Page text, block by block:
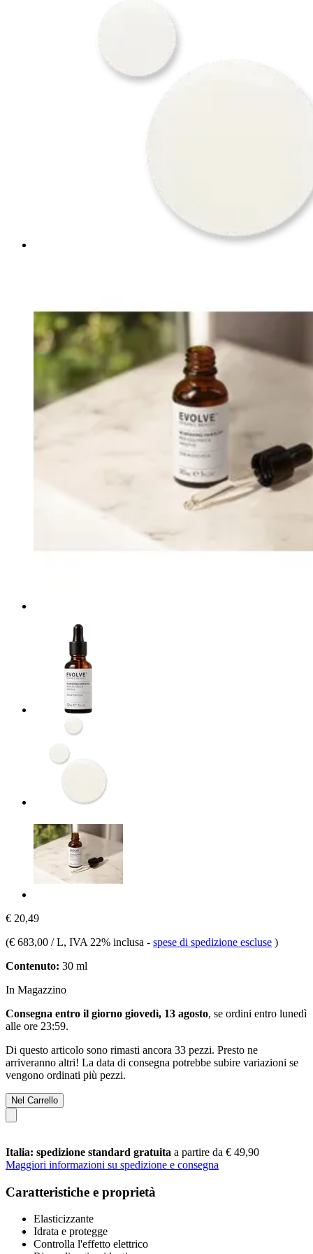
€ 20,49
(€ 683,00 / L, IVA 22% inclusa - spese di spedizione escluse )
Contenuto: 30 ml
In Magazzino
Consegna entro il giorno giovedì, 13 agosto, se ordini entro lunedì
alle ore 23:59.
Di questo articolo sono rimasti ancora 33 pezzi. Presto ne
arriveranno altri! La data di consegna potrebbe subire variazioni se
vengono ordinati più pezzi.
Nel Carrello
Italia: spedizione standard gratuita a partire da € 49,90
Maggiori informazioni su spedizione e consegna
Caratteristiche e proprietà
Elasticizzante
Idrata e protegge
Controlla l'effetto elettrico